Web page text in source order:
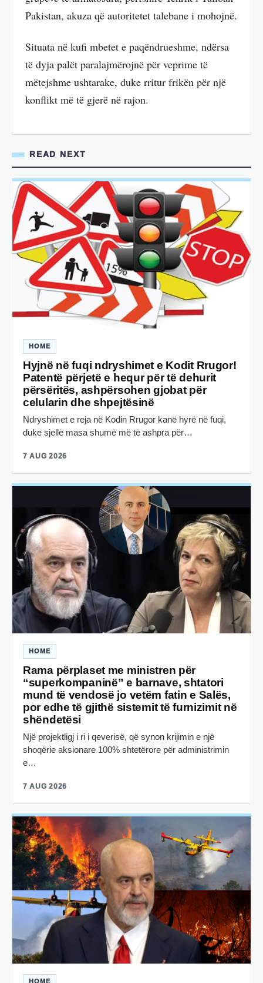
Pakistan, akuza që autoritetet talebane i mohojnë.
Situata në kufi mbetet e paqëndrueshme, ndërsa
të dyja palët paralajmërojnë për veprime të
mëtejshme ushtarake, duke rritur frikën për një
konflikt më të gjerë në rajon.
READ NEXT
HOME
Hyjnë në fuqi ndryshimet e Kodit Rrugor!
Patentë përjetë e hequr për të dehurit
përsëritës, ashpërsohen gjobat për
celularin dhe shpejtësinë
Ndryshimet e reja në Kodin Rrugor kanë hyrë në fuqi,
duke sjellë masa shumë më të ashpra për…
7 AUG 2026
HOME
Rama përplaset me ministren për
“superkompaninë” e barnave, shtatori
mund të vendosë jo vetëm fatin e Salës,
por edhe të gjithë sistemit të furnizimit në
shëndetësi
Një projektligj i ri i qeverisë, që synon krijimin e një
shoqërie aksionare 100% shtetërore për administrimin
e…
7 AUG 2026
HOME